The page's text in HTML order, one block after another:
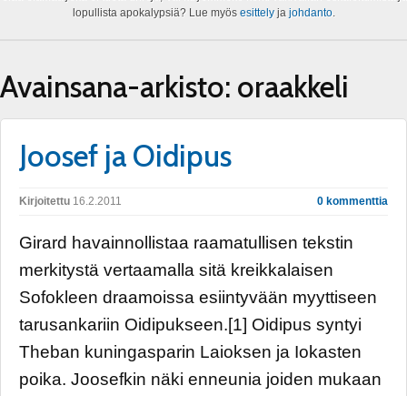
lopullista apokalypsiä? Lue myös esittelyja johdanto.
Avainsana-arkisto: oraakkeli
Joosef ja Oidipus
Kirjoitettu 16.2.2011 0 kommenttia
Girard havainnollistaa raamatullisen tekstin
merkitystä vertaamalla sitä kreikkalaisen
Sofokleen draamoissa esiintyvään myyttiseen
tarusankariin Oidipukseen.[1] Oidipus syntyi
Theban kuningasparin Laioksen ja Iokasten
poika. Joosefkin näki enneunia joiden mukaan